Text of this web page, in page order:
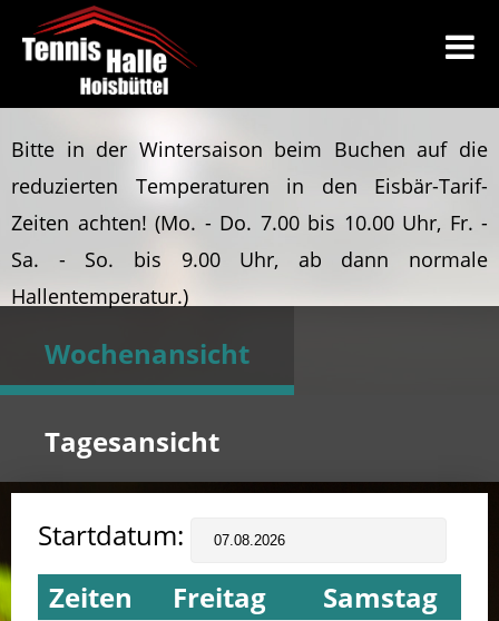
Bitte in der Wintersaison beim Buchen auf die
reduzierten Temperaturen in den Eisbär-Tarif-
Zeiten achten! (Mo. - Do. 7.00 bis 10.00 Uhr, Fr. -
Sa. - So. bis 9.00 Uhr, ab dann normale
Hallentemperatur.)
Wochenansicht
Tagesansicht
Startdatum:
Zeiten
Freitag
Samstag